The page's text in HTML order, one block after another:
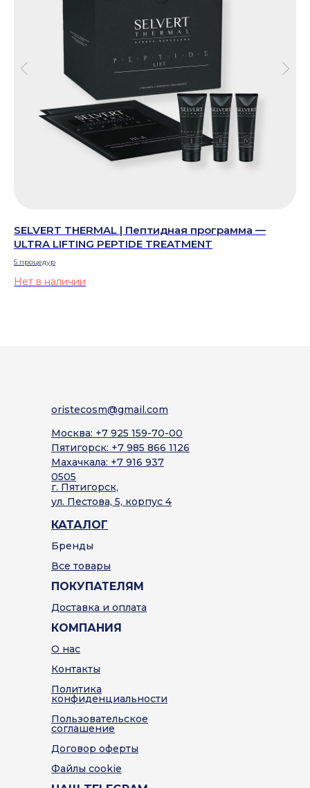
SELVERT THERMAL | Пептидная программа —
ULTRA LIFTING PEPTIDE TREATMENT
5 процедур
Нет в наличии
ПОКУПАТЕЛЯМ
Доставка и оплата
КАТАЛОГ
Бренды
Все товары
oristecosm@gmail.com
Москва: +7 925 159-70-00
Пятигорск: +7 985 866 1126
Махачкала: +7 916 937
0505
г. Пятигорск,
ул. Пестова, 5, корпус 4
Пользовательское
соглашение
Договор оферты
Политика
конфиденциальности
КОМПАНИЯ
О нас
Контакты
Файлы cookie